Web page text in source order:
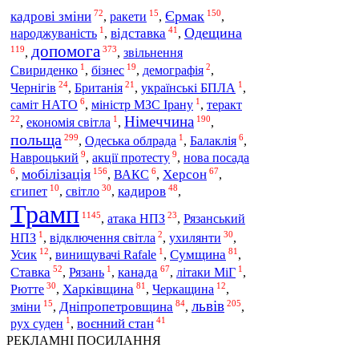
кадрові зміни 72, ракети 15, Єрмак 150,
народжуваність 1 , відставка 41 , Одещина
119, допомога 373, звільнення
Свириденко 1 , бізнес 19, демографія 2,
Чернігів 24, Британія 21 , українські БПЛА 1 ,
саміт НАТО 6, міністр МЗС Ірану 1 , теракт
22, економія світла 1 , Німеччина 190,
польща 299, Одеська облрада 1 , Балаклія 6,
Навроцький 9, акції протесту 9, нова посада
6, мобілізація 156, ВАКС 6, Херсон 67,
єгипет 10, світло 30, кадиров 48,
Трамп 1145, атака НПЗ 23, Рязанський
НПЗ 1 , відключення світла 2, ухилянти 30,
Усик 12, винищувачі Rafale 1, Сумщина 81,
Ставка 52, Рязань 1 , канада 67, літаки МіГ 1 ,
Рютте 30, Харківщина 81 , Черкащина 12,
зміни 15, Дніпропетровщина 84, львів 205,
рух суден 1, воєнний стан 41
РЕКЛАМНІ ПОСИЛАННЯ